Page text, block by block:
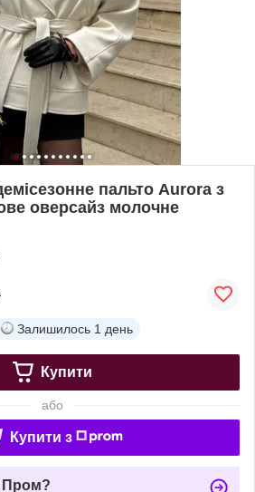
пальто Aurora з
оверсайз молочне
Залишилось 1 день
Купити
або
Купити з
Пром?